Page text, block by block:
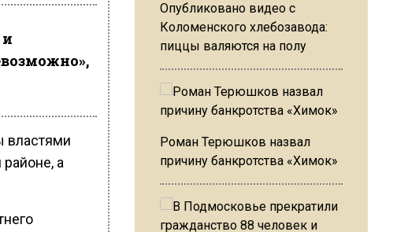
властями
а
Опубликовано видео с
Коломенского хлебозавода:
пиццы валяются на полу
Роман Терюшков назвал
причину банкротства «Химок»